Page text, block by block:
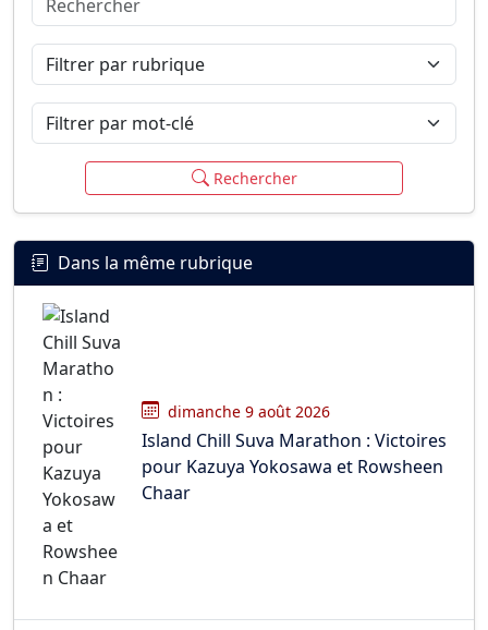
Connexion
Filtrer par rubrique
Filtrer par mot-clé
Rechercher
Dans la même rubrique
dimanche 9 août 2026
Island Chill Suva Marathon : Victoires
pour Kazuya Yokosawa et Rowsheen
Chaar